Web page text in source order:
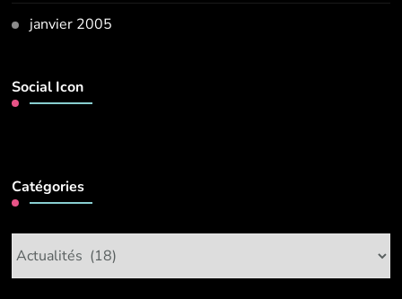
janvier 2005
Social Icon
Catégories